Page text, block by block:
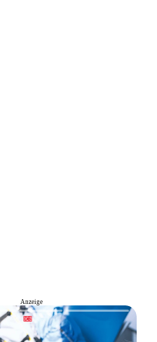
Anzeige